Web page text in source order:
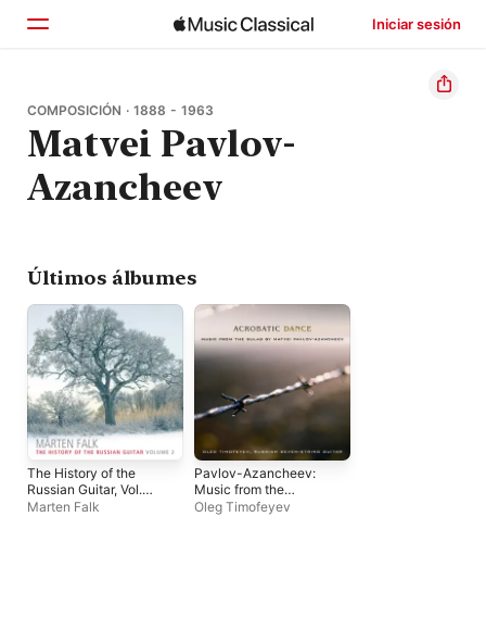
Iniciar sesión
Inicio
Explorar
Buscar
COMPOSICIÓN · 1888 - 1963
Matvei Pavlov-
Azancheev
Últimos álbumes
The History of the
Russian Guitar, Vol.
2
Marten Falk
Pavlov-Azancheev:
Music from the
Gulag
Oleg Timofeyev